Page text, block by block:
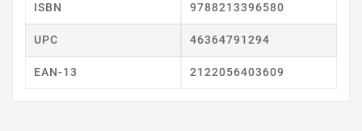
ISBN 9788213396580
UPC 46364791294
EAN-13 2122056403609